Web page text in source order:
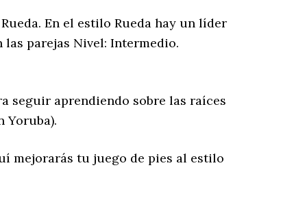
En el estilo Rueda hay un líder
parejas Nivel: Intermedio.
seguir aprendiendo sobre las raíces
Yoruba).
mejorarás tu juego de pies al estilo